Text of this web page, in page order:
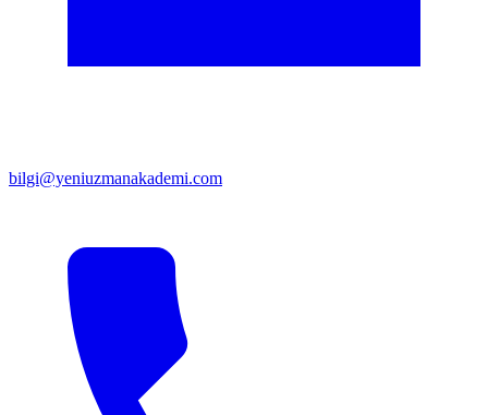
bilgi@yeniuzmanakademi.com